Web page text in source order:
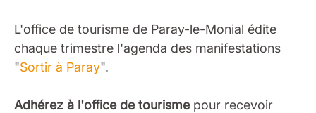
L'office de tourisme de Paray-le-Monial édite
chaque trimestre l'agenda des manifestations
"Sortir à Paray".
Adhérez à l'office de tourismepour recevoir